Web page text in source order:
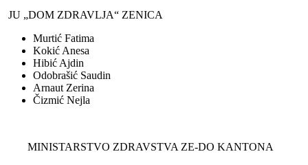
JU „DOM ZDRAVLJA“ ZENICA
Murtić Fatima
Kokić Anesa
Hibić Ajdin
Odobrašić Saudin
Arnaut Zerina
Čizmić Nejla
MINISTARSTVO ZDRAVSTVA ZE-DO KANTONA